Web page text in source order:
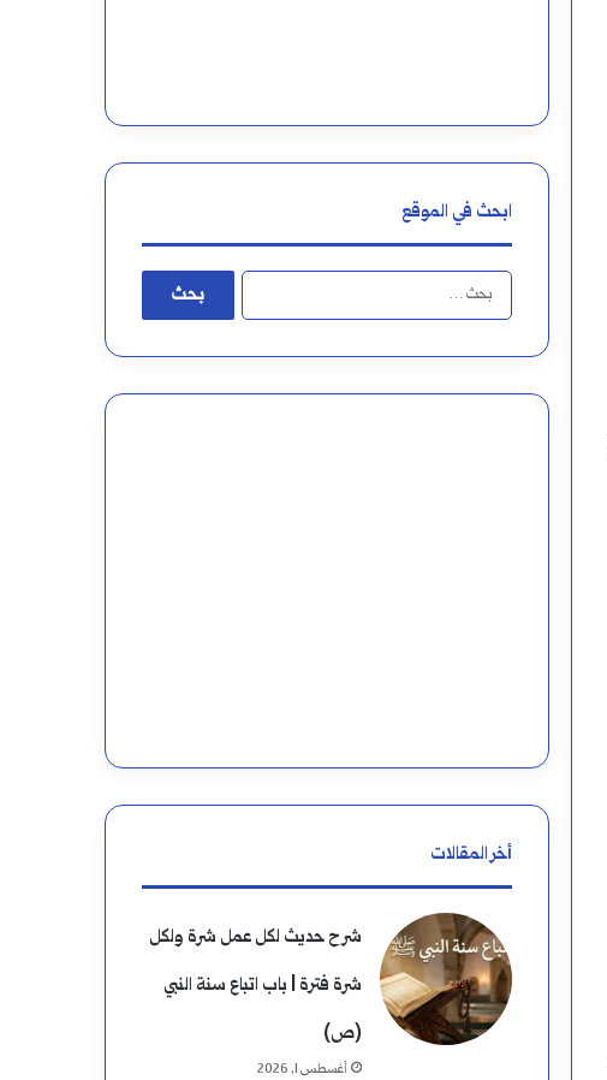
ابحث في الموقع
البحث
أخر المقالات
شرح حديث لكل عمل شرة ولكل
شرة فترة | باب اتباع سنة النبي
(ص)
أغسطس 1, 2026